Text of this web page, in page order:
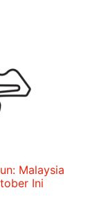
Malaysia
Ini